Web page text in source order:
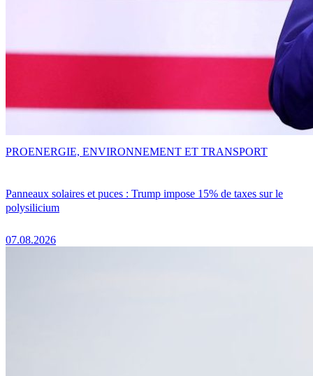
Panneaux solaires et puces : Trump impose 15% de taxes sur le
polysilicium
07.08.2026
PROENERGIE, ENVIRONNEMENT ET TRANSPORT